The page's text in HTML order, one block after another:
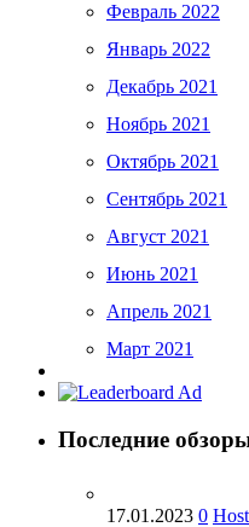
Февраль 2022
Январь 2022
Декабрь 2021
Ноябрь 2021
Октябрь 2021
Сентябрь 2021
Август 2021
Июнь 2021
Апрель 2021
Март 2021
Февраль 2021
Последние
17.01.2023 0